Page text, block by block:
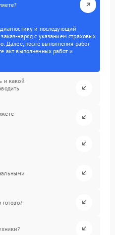
и последующий
наряд с указанием страховых
Далее, после выполнения работ
акт выполненных работ и
и какой